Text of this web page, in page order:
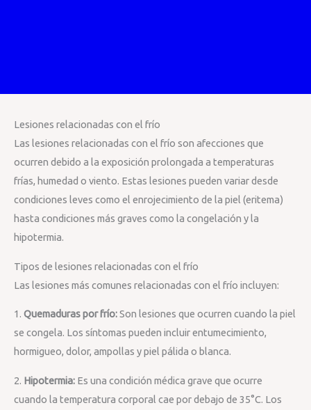
Lesiones relacionadas con el frío
Las lesiones relacionadas con el frío son afecciones que
ocurren debido a la exposición prolongada a temperaturas
frías, humedad o viento. Estas lesiones pueden variar desde
condiciones leves como el enrojecimiento de la piel (eritema)
hasta condiciones más graves como la congelación y la
hipotermia.
Tipos de lesiones relacionadas con el frío
Las lesiones más comunes relacionadas con el frío incluyen:
1. Quemaduras por frío:Son lesiones que ocurren cuando la piel
se congela. Los síntomas pueden incluir entumecimiento,
hormigueo, dolor, ampollas y piel pálida o blanca.
2. Hipotermia: Es una condición médica grave que ocurre
cuando la temperatura corporal cae por debajo de 35°C. Los